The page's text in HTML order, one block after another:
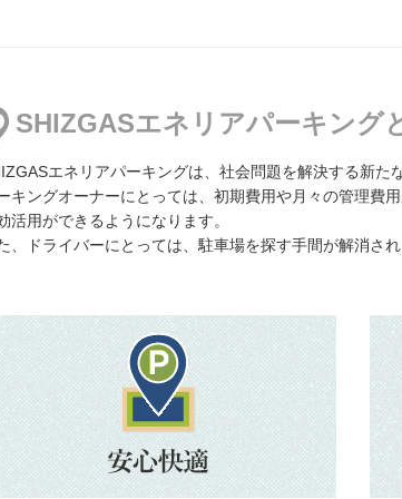
駐車場
2125m
り】
／日〜
SHIZGASエネリアパーキング
エネリアパーキングは、社会問題を解決する新た
キングオーナーにとっては、初期費用や月々の管理費
活用ができるようになります。
、ドライバーにとっては、駐車場を探す手間が解消さ